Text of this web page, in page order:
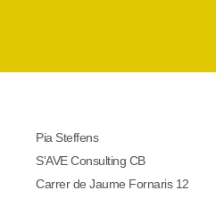
Pia Steffens
S'AVE Consulting CB
Carrer de Jaume Fornaris 12